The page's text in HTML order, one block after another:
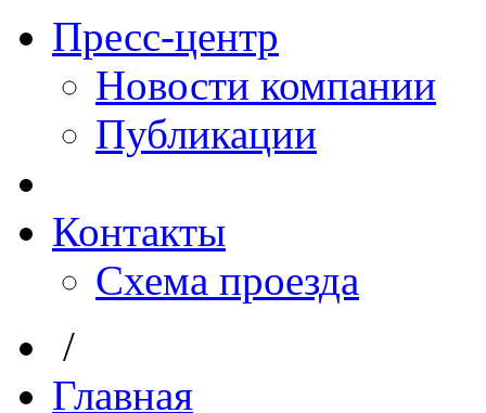
Пресс-центр
Новости компании
Публикации
Контакты
Схема проезда
/
Главная